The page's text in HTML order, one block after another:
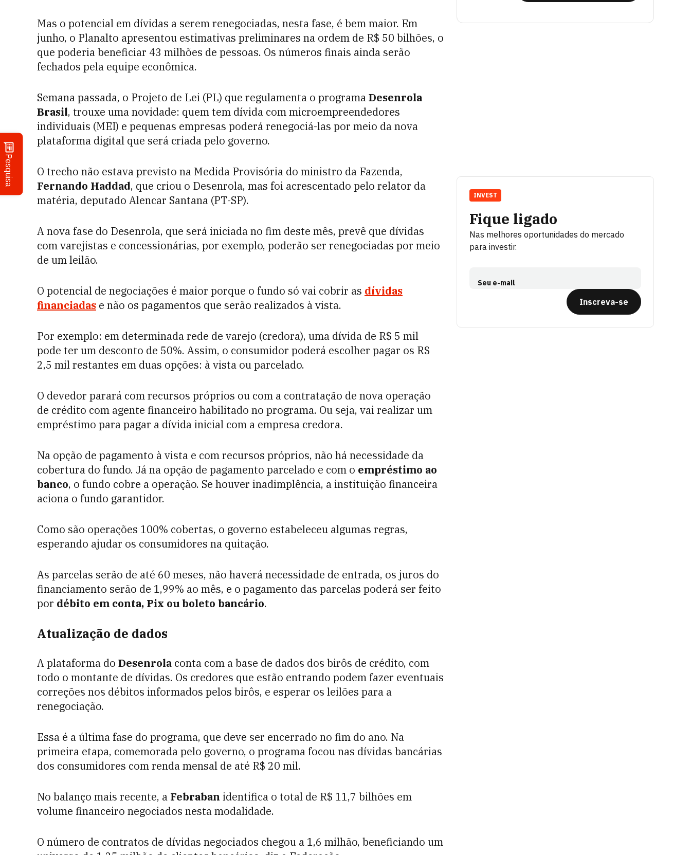
Pesquisa
Mas o potencial em dívidas a serem renegociadas, nesta fase, é bem maior. Em
junho, o Planalto apresentou estimativas preliminares na ordem de R$ 50 bilhões, o
que poderia beneficiar 43 milhões de pessoas. Os números finais ainda serão
fechados pela equipe econômica.
Semana passada, o Projeto de Lei (PL) que regulamenta o programaDesenrola
Brasil, trouxe uma novidade: quem tem dívida com microempreendedores
individuais (MEI) e pequenas empresas poderá renegociá-las por meio da nova
plataforma digital que será criada pelo governo.
O trecho não estava previsto na Medida Provisória do ministro da Fazenda,
Fernando Haddad, que criou o Desenrola, mas foi acrescentado pelo relator da
matéria, deputado Alencar Santana (PT-SP).
A nova fase do Desenrola, que será iniciada no fim deste mês, prevê que dívidas
com varejistas e concessionárias, por exemplo, poderão ser renegociadas por meio
de um leilão.
O potencial de negociações é maior porque o fundo só vai cobrir as dívidas
financiadas e não os pagamentos que serão realizados à vista.
Por exemplo: em determinada rede de varejo (credora), uma dívida de R$ 5 mil
pode ter um desconto de 50%. Assim, o consumidor poderá escolher pagar os R$
2,5 mil restantes em duas opções: à vista ou parcelado.
O devedor parará com recursos próprios ou com a contratação de nova operação
de crédito com agente financeiro habilitado no programa. Ou seja, vai realizar um
empréstimo para pagar a dívida inicial com a empresa credora.
Na opção de pagamento à vista e com recursos próprios, não há necessidade da
cobertura do fundo. Já na opção de pagamento parcelado e com o empréstimo ao
banco, o fundo cobre a operação. Se houver inadimplência, a instituição financeira
aciona o fundo garantidor.
Como são operações 100% cobertas, o governo estabeleceu algumas regras,
esperando ajudar os consumidores na quitação.
As parcelas serão de até 60 meses, não haverá necessidade de entrada, os juros do
financiamento serão de 1,99% ao mês, e o pagamento das parcelas poderá ser feito
por débito em conta, Pix ou boleto bancário.
Atualização de dados
A plataforma do Desenrola conta com a base de dados dos birôs de crédito, com
todo o montante de dívidas. Os credores que estão entrando podem fazer eventuais
correções nos débitos informados pelos birôs, e esperar os leilões para a
renegociação.
Essa é a última fase do programa, que deve ser encerrado no fim do ano. Na
primeira etapa, comemorada pelo governo, o programa focou nas dívidas bancárias
dos consumidores com renda mensal de até R$ 20 mil.
No balanço mais recente, a Febraban identifica o total de R$ 11,7 bilhões em
volume financeiro negociados nesta modalidade.
O número de contratos de dívidas negociados chegou a 1,6 milhão, beneficiando um
Fique ligado
Nas melhores oportunidades do mercado
para investir.
Seu e-mail
Inscreva-se
INVEST